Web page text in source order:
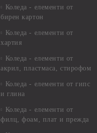
Коледа - елементи от
бирен картон
Коледа - елементи от
хартия
Коледа - елементи от
акрил, пластмаса, стирофом
Коледа - елементи от гипс
и глина
Коледа - елементи от
филц, фоам, плат и прежда